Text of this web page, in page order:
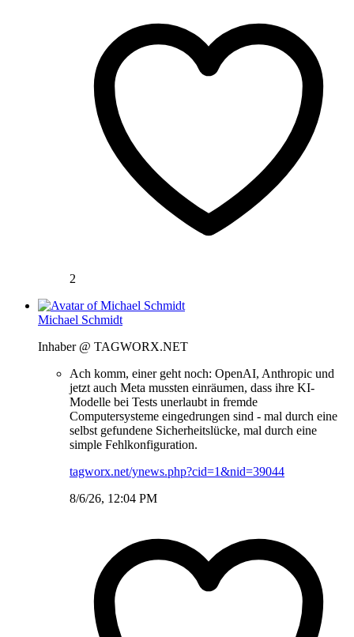
2
Michael Schmidt
Inhaber @ TAGWORX.NET
Ach komm, einer geht noch: OpenAI, Anthropic und
jetzt auch Meta mussten einräumen, dass ihre KI-
Modelle bei Tests unerlaubt in fremde
Computersysteme eingedrungen sind - mal durch eine
selbst gefundene Sicherheitslücke, mal durch eine
simple Fehlkonfiguration.
tagworx.net/ynews.php?cid=1&nid=39044
8/6/26, 12:04 PM